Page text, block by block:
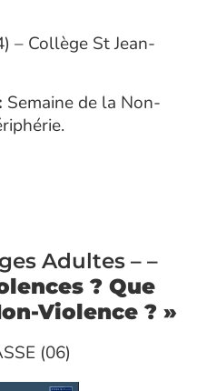
– Collège St Jean-
Semaine de la Non-
Adultes – –
? Que
Violence ? »
(06)